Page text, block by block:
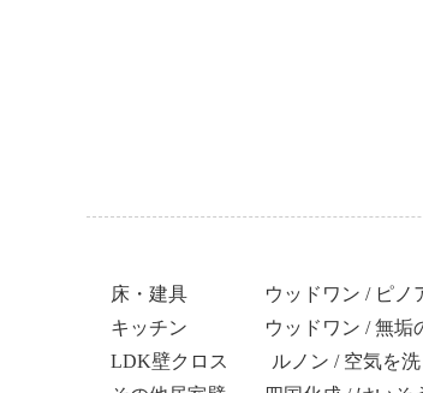
床・建具 ウッドワン / ピノアー
キッチン ウッドワン / 無垢の木
LDK壁クロス ルノン / 空気を洗